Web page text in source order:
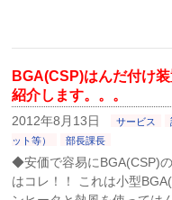
BGA(CSP)はんだ付け
紹介します。。。
2012年8月13日 サービス
ット等）
部長課長
◆安価で容易にBGA(CSP)
はコレ！！ これは小型